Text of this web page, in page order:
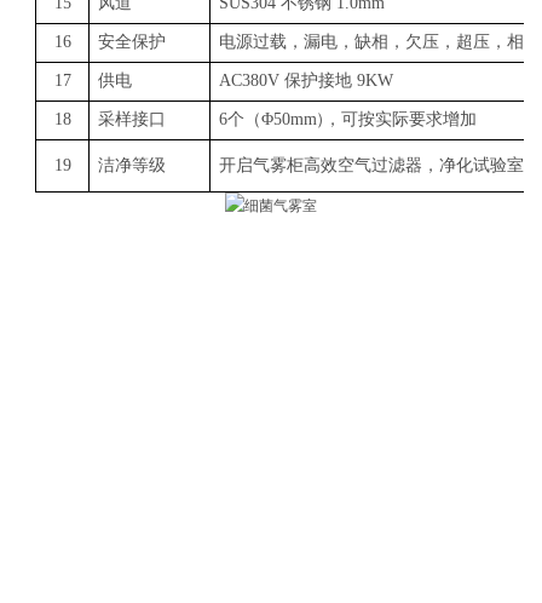
16 安全保护 电源过载，漏电，缺相，欠压，超压，相
17 供电 AC380V 保护接地 9KW
18 采样接口 6个（Φ50mm） ，可按实际要求增加
19 洁净等级 开启气雾柜高效空气过滤器，净化试验室